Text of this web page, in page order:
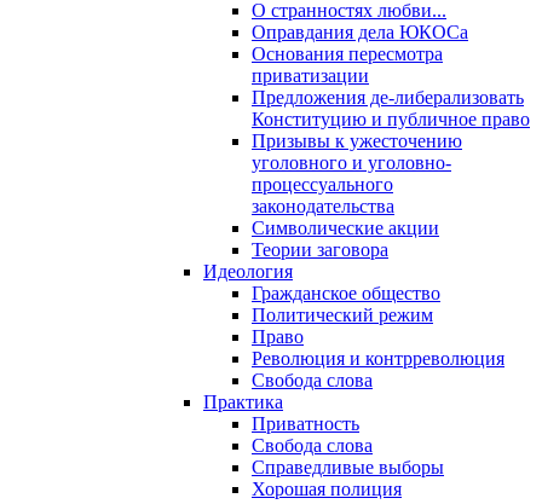
О странностях любви...
Оправдания дела ЮКОСа
Основания пересмотра
приватизации
Предложения де-либерализовать
Конституцию и публичное право
Призывы к ужесточению
уголовного и уголовно-
процессуального
законодательства
Символические акции
Теории заговора
Идеология
Гражданское общество
Политический режим
Право
Революция и контрреволюция
Свобода слова
Практика
Приватность
Свобода слова
Справедливые выборы
Хорошая полиция